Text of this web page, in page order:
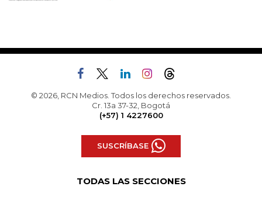
© 2026, RCN Medios. Todos los derechos reservados.
Cr. 13a 37-32, Bogotá
(+57) 1 4227600
SUSCRÍBASE
TODAS LAS SECCIONES